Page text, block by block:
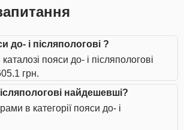
до- і післяпологові ?
пояси до- і післяпологові
грн.
найдешевші?
в категорії пояси до- і